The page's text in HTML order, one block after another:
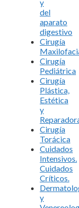
y
del
aparato
digestivo
Cirugía
Cirugía
Pediátrica
Cirugía
Plástica,
Estética
y
Cirugía
Torácica
Cuidados
Intensivos.
Cuidados
Críticos.
y